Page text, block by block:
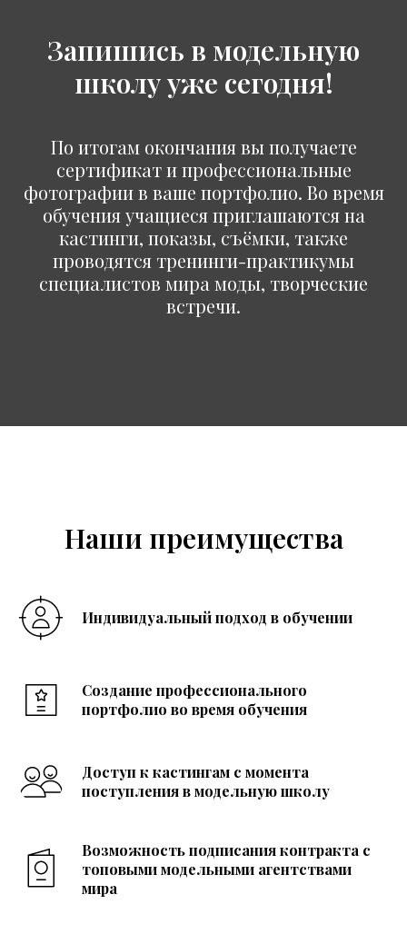
Запишись в модельную
школу уже сегодня!
По итогам окончания вы получаете
сертификат и профессиональные
фотографии в ваше портфолио. Во время
обучения учащиеся приглашаются на
кастинги, показы, съёмки, также
проводятся тренинги-практикумы
специалистов мира моды, творческие
встречи.
Наши преимущества
Индивидуальный подход в обучении
Создание профессионального
портфолио во время обучения
Доступ к кастингам с момента
поступления в модельную школу
Возможность подписания контракта с
топовыми модельными агентствами
мира